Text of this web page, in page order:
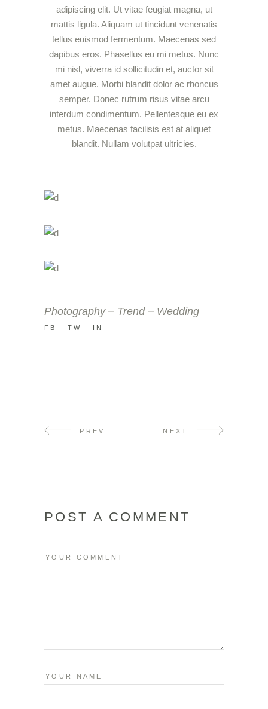
adipiscing elit. Ut vitae feugiat magna, ut
mattis ligula. Aliquam ut tincidunt venenatis
tellus euismod fermentum. Maecenas sed
dapibus eros. Phasellus eu mi metus. Nunc
mi nisl, viverra id sollicitudin et, auctor sit
amet augue. Morbi blandit dolor ac rhoncus
semper. Donec rutrum risus vitae arcu
interdum condimentum. Pellentesque eu ex
metus. Maecenas facilisis est at aliquet
blandit. Nullam volutpat ultricies.
Photography Trend Wedding
FB TW IN
PREV NEXT
POST A COMMENT